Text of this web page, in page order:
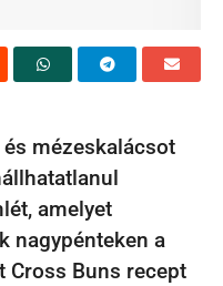
mézeskalácsot
amelyet
nagypénteken a
Cross Buns recept